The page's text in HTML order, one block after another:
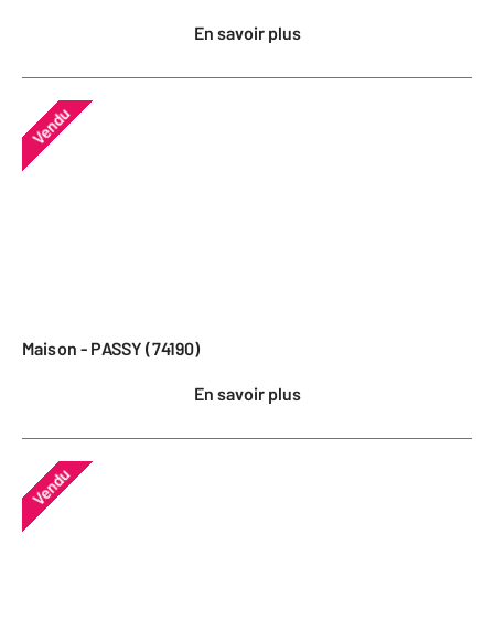
En savoir plus
Vendu
Maison - PASSY (74190)
En savoir plus
Vendu